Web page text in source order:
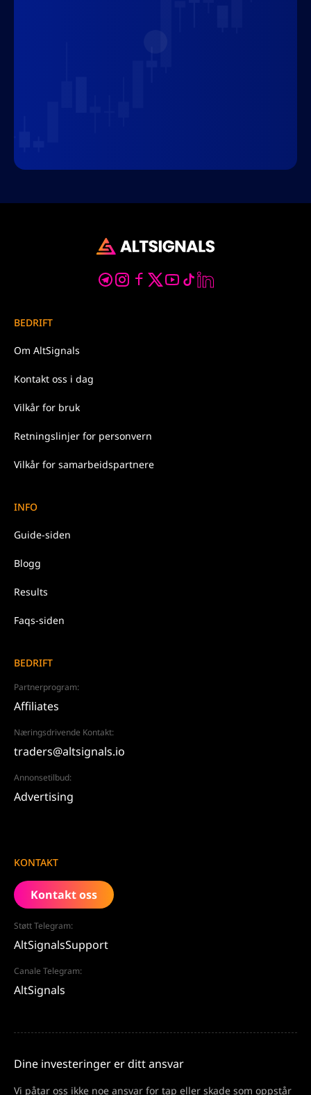
BEDRIFT
Om AltSignals
Kontakt oss i dag
Vilkår for bruk
Retningslinjer for personvern
Vilkår for samarbeidspartnere
INFO
Guide-siden
Blogg
Results
Faqs-siden
BEDRIFT
Partnerprogram:
Affiliates
Næringsdrivende Kontakt:
traders@altsignals.io
Annonsetilbud:
Advertising
KONTAKT
Kontakt oss
Støtt Telegram:
AltSignalsSupport
Canale Telegram:
AltSignals
Dine investeringer er ditt ansvar
Vi påtar oss ikke noe ansvar for tap eller skade som oppstår